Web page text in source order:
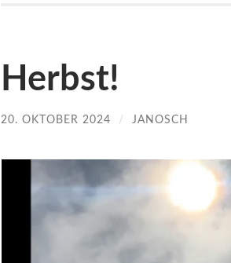
Herbst!
20. OKTOBER 2024 / JANOSCH